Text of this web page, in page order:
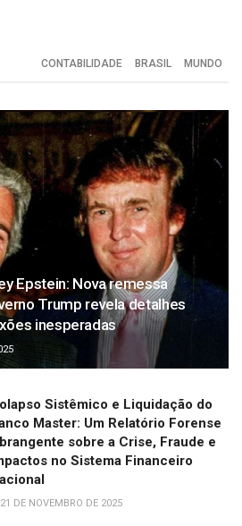
CONTABILIDADE BRASIL MUNDO
Epstein: Nova remessa
Trump revela detalhes
inesperadas
Sistêmico e Liquidação do
Master: Um Relatório Forense
sobre a Crise, Fraude e
no Sistema Financeiro
DE NOVEMBRO DE 2025